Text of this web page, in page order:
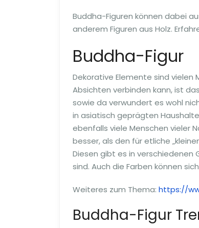
Buddha-Figuren können dabei
anderem Figuren aus Holz.
Buddha-Figur
Dekorative Elemente sind
Absichten verbinden kann, ist
sowie da verwundert es wohl
in asiatisch geprägten
ebenfalls viele Menschen vieler
besser, als den für etliche
Diesen gibt es in verschiedenen
sind. Auch die Farben können
Weiteres zum Thema: https://
Buddha-Figur